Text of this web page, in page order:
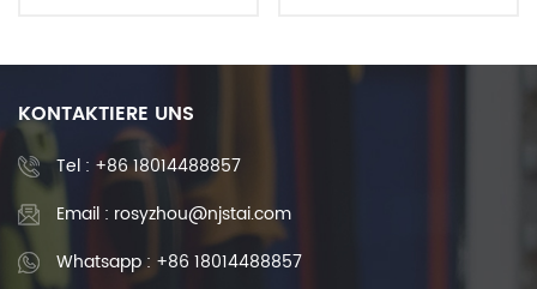
KONTAKTIERE UNS
Tel : +86 18014488857
Email : rosyzhou@njstai.com
Whatsapp : +86 18014488857